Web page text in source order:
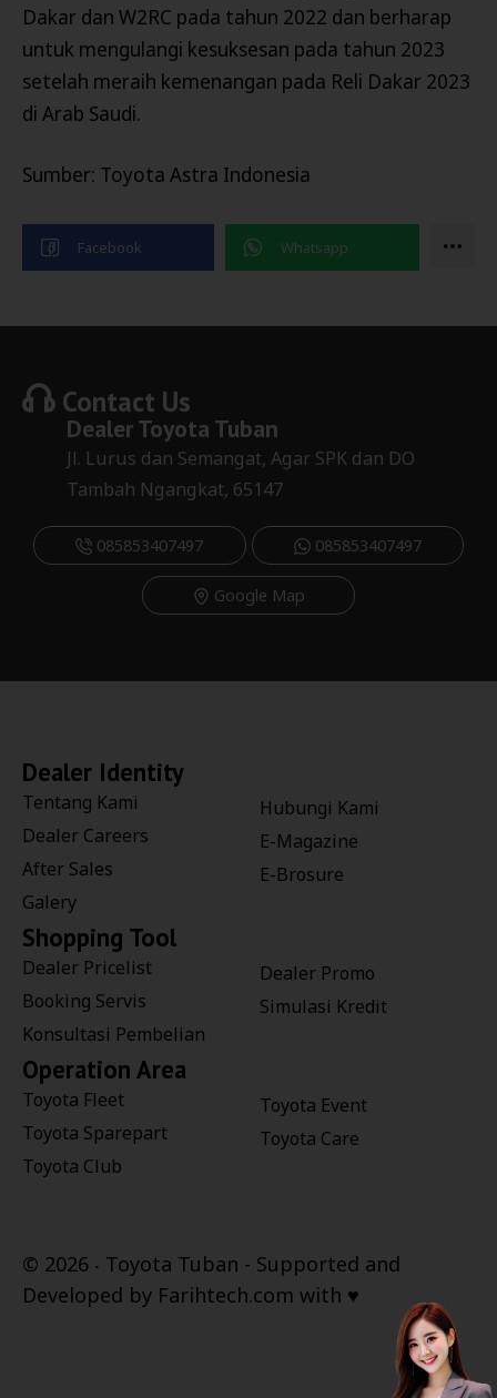
Dakar dan W2RC pada tahun 2022 dan berharap
untuk mengulangi kesuksesan pada tahun 2023
setelah meraih kemenangan pada Reli Dakar 2023
di Arab Saudi.
Sumber: Toyota Astra Indonesia
Contact Us
DealerToyota Tuban
Jl. Lurus dan Semangat, Agar SPK dan DO
Tambah Ngangkat, 65147
085853407497 085853407497
Google Map
Dealer Identity
Tentang Kami
Dealer Careers
After Sales
Galery
Hubungi Kami
E-Magazine
E-Brosure
Shopping Tool
Dealer Pricelist
Booking Servis
Konsultasi Pembelian
Dealer Promo
Simulasi Kredit
Operation Area
Toyota Fleet
Toyota Sparepart
Toyota Club
Toyota Event
Toyota Care
© 2026 ‧ Toyota Tuban - Supported and
Developed by Farihtech.com with ♥